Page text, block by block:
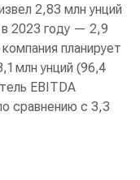
2,83 млн унций
в 2023 году — 2,9
планирует
млн унций (96,4
EBITDA
сравнению с 3,3